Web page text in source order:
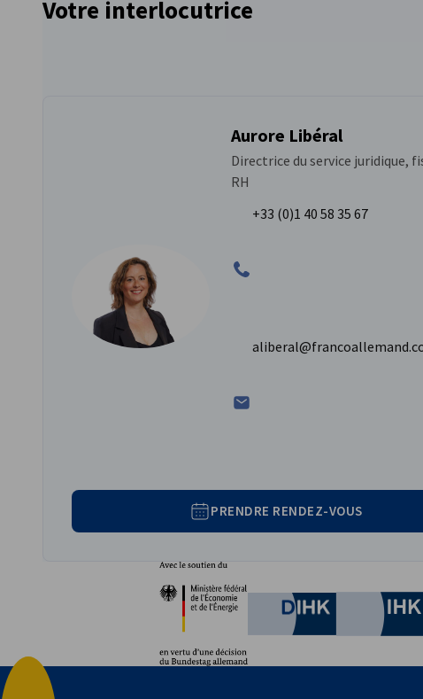
Votre interlocutrice
Aurore Libéral
Directrice du service juridique,
RH
+33 (0)1 40 58 35 67
PRENDRE RENDEZ-VOUS
Partenaires
German